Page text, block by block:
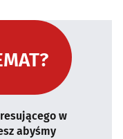
w
abyśmy